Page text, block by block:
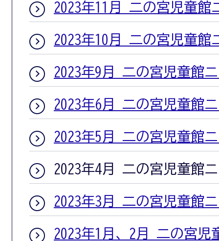
2023年11月 二の宮児童館
2023年10月 二の宮児童館
2023年9月 二の宮児童館
2023年6月 二の宮児童館
2023年5月 二の宮児童館
2023年4月 二の宮児童館
2023年3月 二の宮児童館
2023年1月、2月 二の宮児